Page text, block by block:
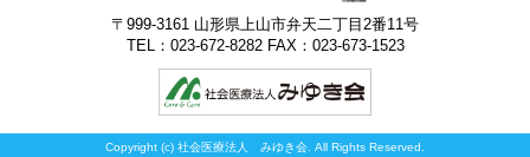
〒999-3161 山形県上山市弁天二丁目2番11号
TEL：023-672-8282 FAX：023-673-1523
Copyright (c) 社会医療法人 みゆき会. All Rights Reserved.